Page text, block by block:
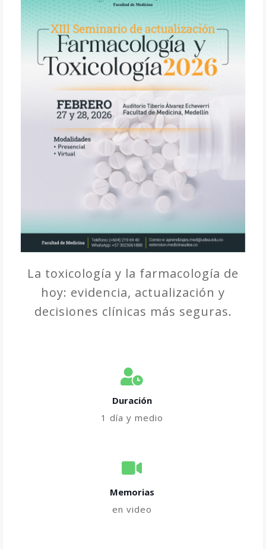
La toxicología y la farmacología de
hoy: evidencia, actualización y
decisiones clínicas más seguras.
Duración
1 día y medio
Memorias
en video